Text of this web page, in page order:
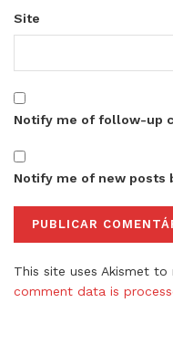
Site
Notify me of follow-up
Notify me of new posts
This site uses Akismet to
comment data is